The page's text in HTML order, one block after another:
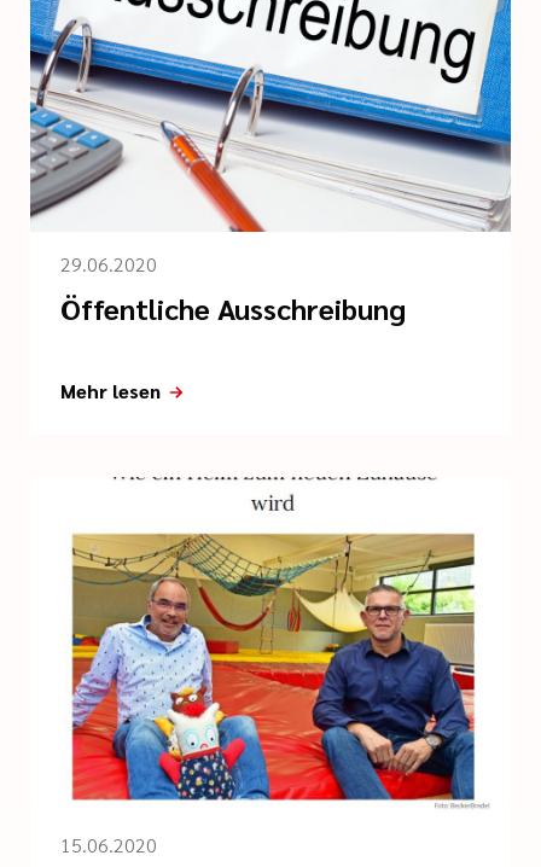
29.06.2020
Öffentliche Ausschreibung
Mehr lesen
15.06.2020